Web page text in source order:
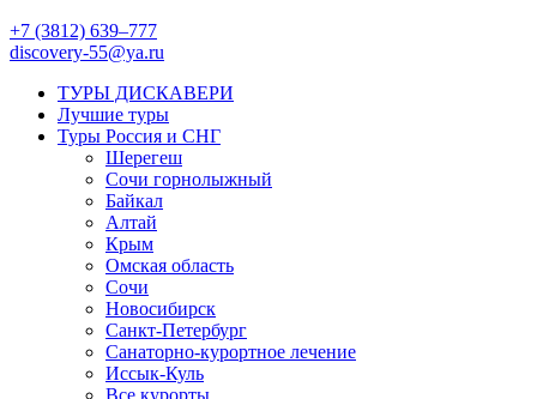
+7 (3812) 639–777
discovery-55@ya.ru
ТУРЫ ДИСКАВЕРИ
Лучшие туры
Туры Россия и СНГ
Шерегеш
Сочи горнолыжный
Байкал
Алтай
Крым
Омская область
Сочи
Новосибирск
Санкт-Петербург
Санаторно-курортное лечение
Иссык-Куль
Все курорты